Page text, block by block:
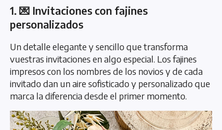
1. 💌 Invitaciones con fajines
personalizados
Un detalle elegante y sencillo que transforma
vuestras invitaciones en algo especial. Los fajines
impresos con los nombres de los novios y de cada
invitado dan un aire sofisticado y personalizado que
marca la diferencia desde el primer momento.